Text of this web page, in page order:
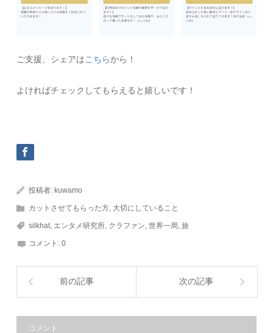
ご支援、シェアはこちらから！
よければチェックしてもらえると嬉しいです！
投稿者: kuwamo
カットさせてもらった方, 大切にしていること
silkhat, エンタメ研究所, クラファン,世界一周 ,旅
コメント:0
前の記事 次の記事
コメント